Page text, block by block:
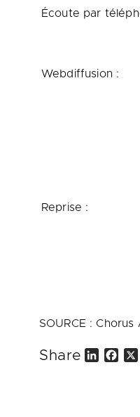
Écoute par
Webdiffusion :
Reprise :
SOURCE : Chorus
Share